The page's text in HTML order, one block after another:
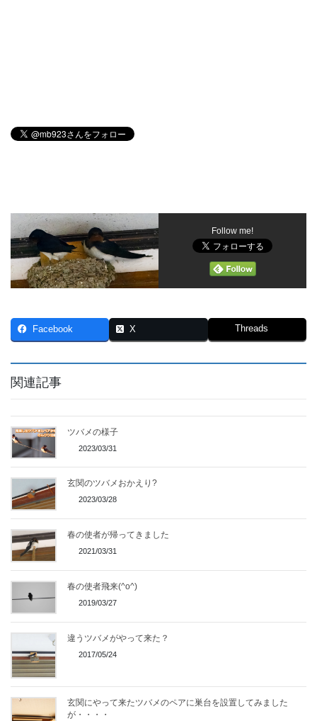
Follow me!
Facebook X Threads
関連記事
ツバメの様子
2023/03/31
玄関のツバメおかえり?
2023/03/28
春の使者が帰ってきました
2021/03/31
春の使者飛来(^o^)
2019/03/27
違うツバメがやって来た？
2017/05/24
玄関にやって来たツバメのペアに巣台を設置してみました
が・・・・